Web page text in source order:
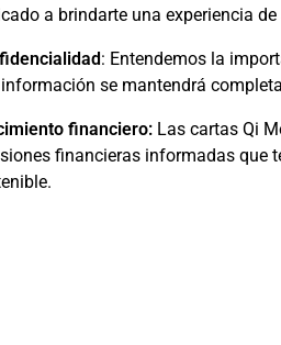
a brindarte una experiencia
: Entendemos la
se mantendrá
financiero: Las cartas Qi
financieras informadas que